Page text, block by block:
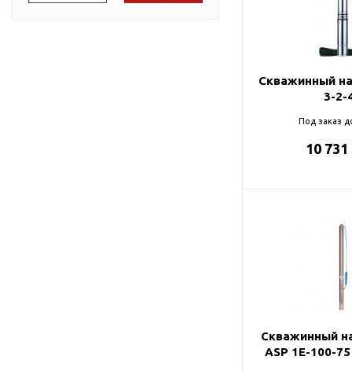
Джилекс
Скважинный
3-2-
Под заказ
10 731
Скважинный
ASP 1E-100-